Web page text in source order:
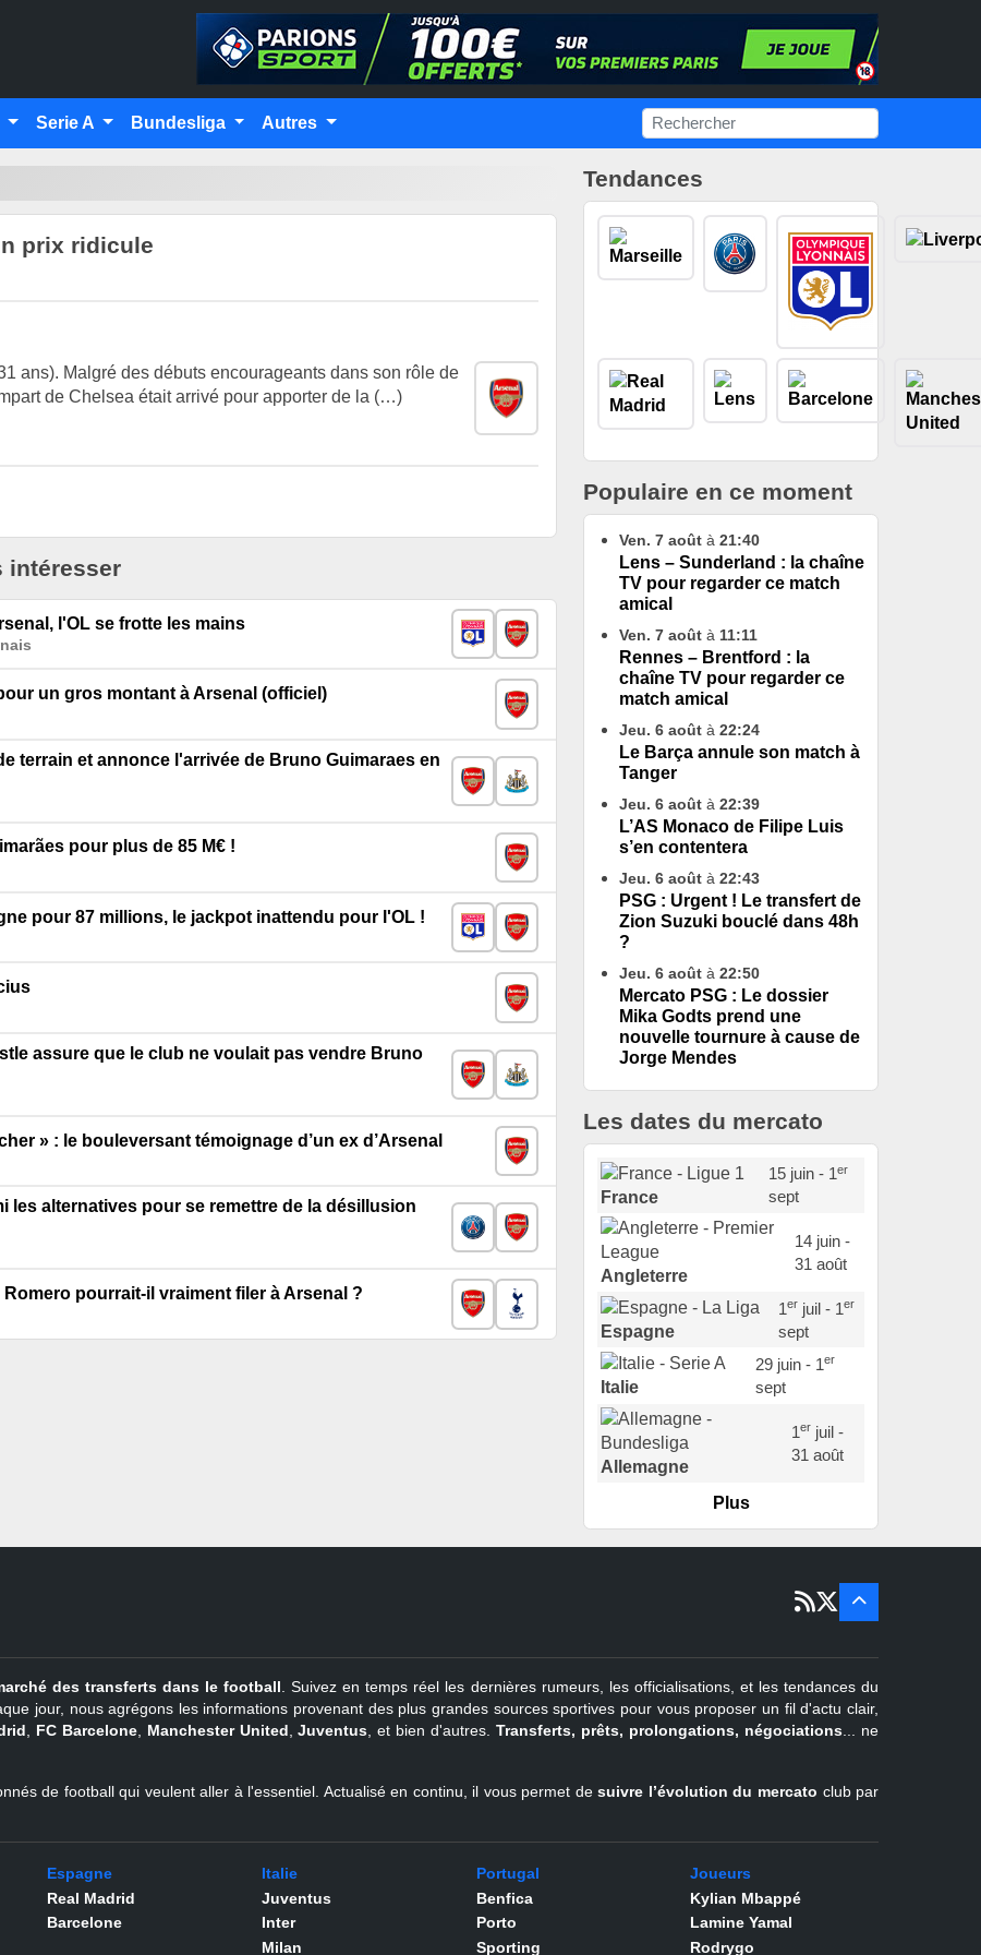
Serie A Bundesliga Autres
prix ridicule
ans). Malgré des débuts encourageants dans son rôle de
de Chelsea était arrivé pour apporter de la (…)
intéresser
l'OL se frotte les mains
un gros montant à Arsenal (officiel)
terrain et annonce l'arrivée de Bruno Guimaraes en
pour plus de 85 M€ !
pour 87 millions, le jackpot inattendu pour l'OL !
assure que le club ne voulait pas vendre Bruno
» : le bouleversant témoignage d’un ex d’Arsenal
les alternatives pour se remettre de la désillusion
pourrait-il vraiment filer à Arsenal ?
Tendances
Populaire en ce moment
Ven. 7 août à 21:40
Lens – Sunderland : la chaîne
TV pour regarder ce match
amical
Ven. 7 août à 11:11
Rennes – Brentford : la
chaîne TV pour regarder ce
match amical
Jeu. 6 août à 22:24
Le Barça annule son match à
Tanger
Jeu. 6 août à 22:39
L’AS Monaco de Filipe Luis
s’en contentera
Jeu. 6 août à 22:43
PSG : Urgent ! Le transfert de
Zion Suzuki bouclé dans 48h
?
Jeu. 6 août à 22:50
Mercato PSG : Le dossier
Mika Godts prend une
nouvelle tournure à cause de
Jorge Mendes
Les dates du mercato
France
15 juin - 1er
sept
Angleterre
14 juin -
31 août
Espagne
1erjuil - 1er
sept
Italie
29 juin - 1er
sept
Allemagne
1erjuil -
31 août
Portugal
15 sept
sept
Turquie
sept
Belgique
er
juil -
31 août
Plus
des transferts dans le football . Suivez en temps réel les dernières rumeurs, les officialisations, et les tendances du
jour, nous agrégons les informations provenant des plus grandes sources sportives pour vous proposer un fil d'actu clair,
FC Barcelone, Manchester United ,Juventus , et bien d'autres.Transferts, prêts, prolongations, négociations ... ne
de football qui veulent aller à l'essentiel. Actualisé en continu, il vous permet desuivre l’évolution du mercato club par
Espagne
Real Madrid
Barcelone
Italie
Juventus
Inter
Milan
Portugal
Benfica
Porto
Sporting
Joueurs
Kylian Mbappé
Lamine Yamal
Rodrygo